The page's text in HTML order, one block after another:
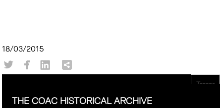
18/03/2015
Tornar
THE COAC HISTORICAL ARCHIVE